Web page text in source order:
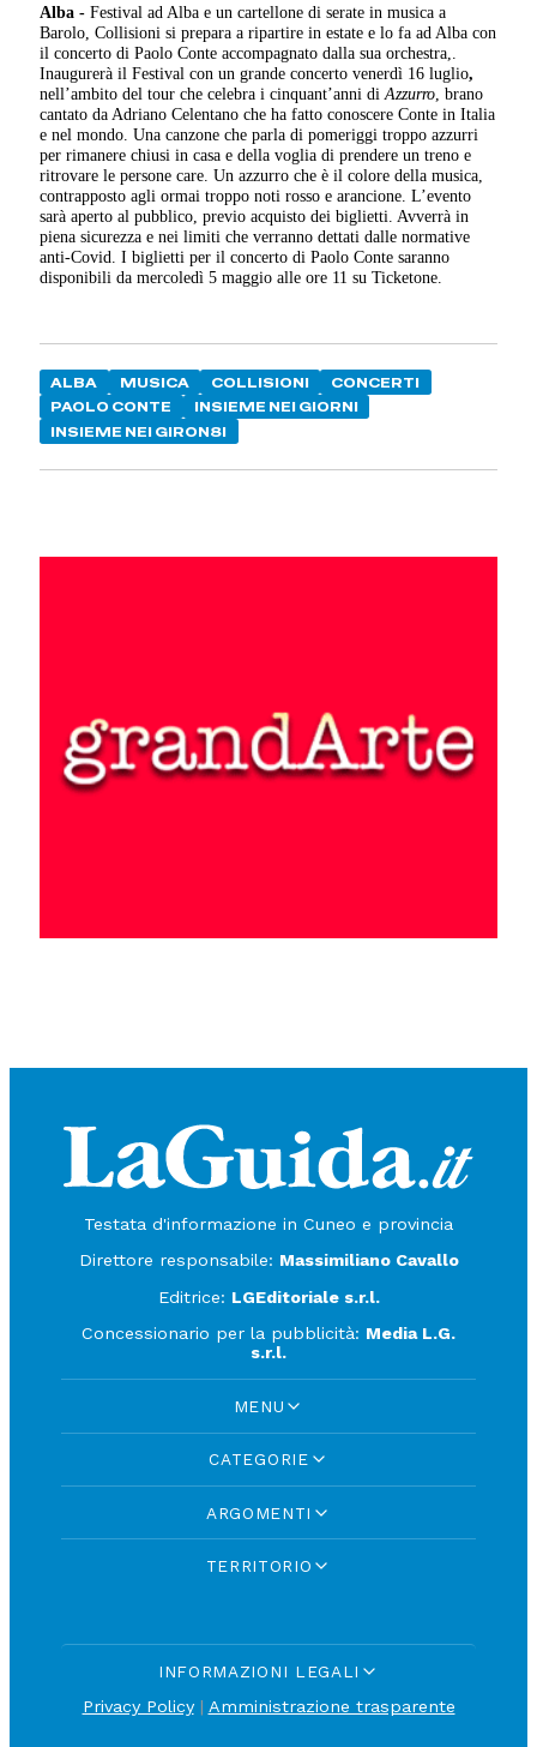
Alba -Festival ad Alba e un cartellone di serate in musica a
Barolo, Collisioni si prepara a ripartire in estate e lo fa ad Alba con
il concerto di Paolo Conte accompagnato dalla sua orchestra,.
Inaugurerà il Festival con un grande concerto venerdì 16 luglio,
nell’ambito del tour che celebra i cinquant’anni diAzzurro , brano
cantato da Adriano Celentano che ha fatto conoscere Conte in Italia
e nel mondo. Una canzone che parla di pomeriggi troppo azzurri
per rimanere chiusi in casa e della voglia di prendere un treno e
ritrovare le persone care. Un azzurro che è il colore della musica,
contrapposto agli ormai troppo noti rosso e arancione. L’evento
sarà aperto al pubblico, previo acquisto dei biglietti. Avverrà in
piena sicurezza e nei limiti che verranno dettati dalle normative
anti-Covid. I biglietti per il concerto di Paolo Conte saranno
disponibili da mercoledì 5 maggio alle ore 11 su Ticketone.
ALBA MUSICA COLLISIONI
CONCERTI
PAOLO CONTE
INSIEME NEI GIORNI
INSIEME NEI GIRON8I
Testata d'informazione in Cuneo e provincia
Direttore responsabile: Massimiliano Cavallo
Editrice: LGEditoriale s.r.l.
Concessionario per la pubblicità: Media L.G.
s.r.l.
MENU
CATEGORIE
ARGOMENTI
TERRITORIO
INFORMAZIONI LEGALI
Privacy Policy| Amministrazione trasparente